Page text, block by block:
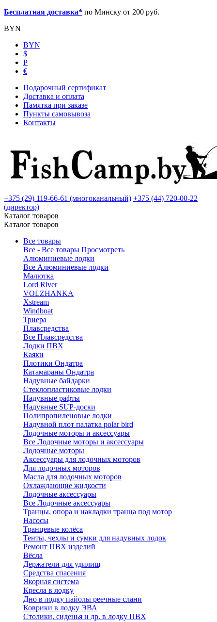
Бесплатная доставка* по Минску от 200 руб.
BYN
BYN
$
Р
€
Подарочный сертификат
Доставка и оплата
Памятка при заказе
Пункты самовывоза
Контакты
+375 (29) 119-66-61 (многоканальный) +375 (44) 720-00-22
(директор)
Каталог товаров
Каталог товаров
Все товары
Все - Все товары Просмотреть
Алюминиевые лодки
Все Алюминиевые лодки
Малютка
Lord River
VOLZHANKA
Xstream
Windboat
Триера
Плавсредства
Все Плавсредства
Лодки ПВХ
Каяки
Плотики Ондатра
Катамараны Ондатра
Надувные байдарки
Стеклопластиковые лодки
Надувные рафты
Надувные SUP-доски
Полипропиленовые лодки
Надувной плот палатка polar bird
Лодочные моторы и аксессуары
Все Лодочные моторы и аксессуары
Лодочные моторы
Аксессуары для лодочных моторов
Для лодочных моторов
Масла для лодочных моторов
Охлаждающие жидкости
Лодочные аксессуары
Все Лодочные аксессуары
Транцы, опора и накладки транца под мотор
Насосы
Транцевые колёса
Тенты, чехлы и сумки для надувных лодок
Ремонт ПВХ изделий
Вёсла
Держатели для удилищ
Средства спасения
Якорная система
Кресла в лодку
Дно в лодку пайолы реечные слани
Коврики в лодку ЭВА
Столики, сиденья и др. в лодку ПВХ